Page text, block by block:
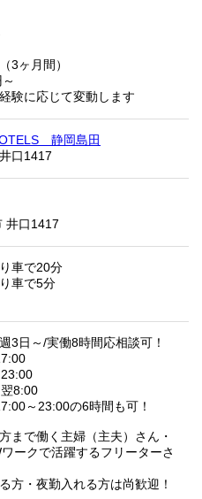
3ヶ月間）
験に応じて変動します
静岡島田
口1417
井口1417
車で20分
車で5分
3日～/実働8時間応相談可！
23:00
翌8:00
～23:00の6時間も可！
まで働く主婦（主夫）さん・
ークで活躍するフリーターさ
方・夜勤入れる方は尚歓迎！